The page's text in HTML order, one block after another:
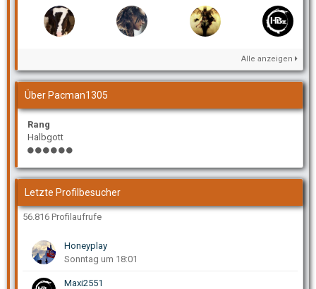
Alle anzeigen
Über Pacman1305
Rang
Halbgott
Letzte Profilbesucher
56.816 Profilaufrufe
Honeyplay
Sonntag um 18:01
Maxi2551